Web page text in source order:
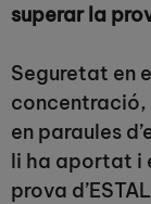
superar la
Seguretat en
concentració,
en paraules
li ha aportat i
prova